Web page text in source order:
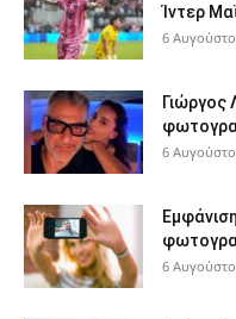
Ίντερ
6
Γιώργος
6
6